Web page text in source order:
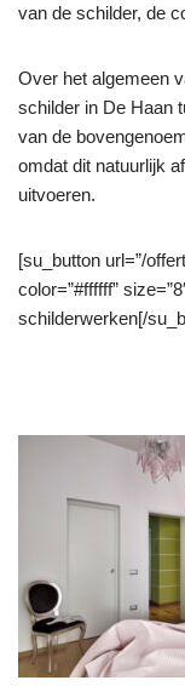
van de schilder, de
Over het algemeen
schilder in De Haan
van de
omdat dit natuurlijk
uitvoeren.
[su_button url=”/
color=”#ffffff”
schilderwerken[/